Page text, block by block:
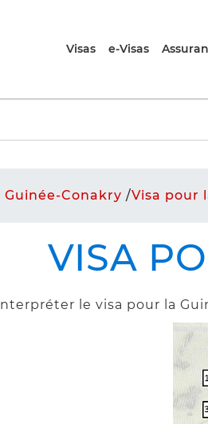
Visas e-Visas
Guinée-Conakry /Visa pour
VISA
le visa pour la